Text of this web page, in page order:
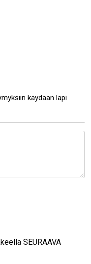
käydään läpi
SEURAAVA